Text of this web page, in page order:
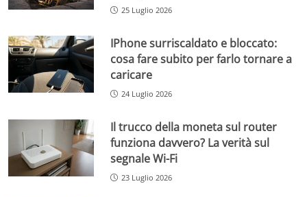
25 Luglio 2026
IPhone surriscaldato e bloccato:
cosa fare subito per farlo tornare a
caricare
24 Luglio 2026
Il trucco della moneta sul router
funziona davvero? La verità sul
segnale Wi-Fi
23 Luglio 2026